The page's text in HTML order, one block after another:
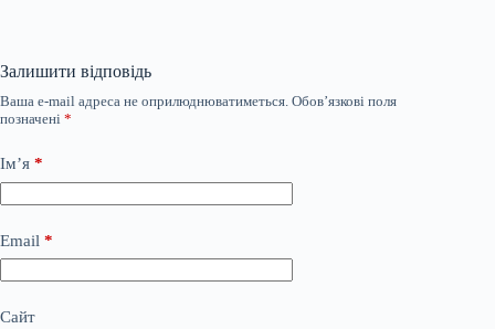
Залишити відповідь
Ваша e-mail адреса не оприлюднюватиметься. Обов’язкові поля
позначені *
Ім’я *
Email *
Сайт